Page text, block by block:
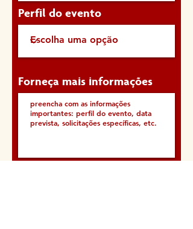
Perfil do evento
Forneça mais informações